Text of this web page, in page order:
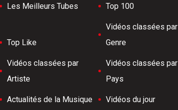
Les Meilleurs Tubes Top 100
Top Like
Vidéos classées par
Genre
Vidéos classées par
Artiste
Vidéos classées par
Pays
Actualités de la Musique Vidéos du jour